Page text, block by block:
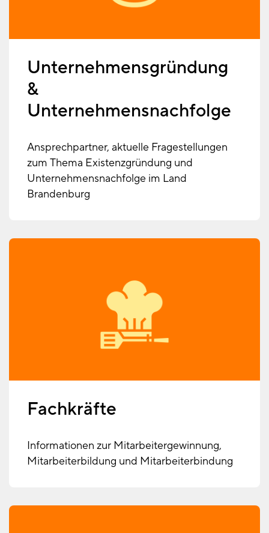
Unternehmensgründung
&
Unternehmensnachfolge
Ansprechpartner, aktuelle Fragestellungen
zum Thema Existenzgründung und
Unternehmensnachfolge im Land
Brandenburg
Fachkräfte
Informationen zur Mitarbeitergewinnung,
Mitarbeiterbildung und Mitarbeiterbindung